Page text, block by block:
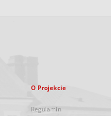
O Projekcie
Regulamin